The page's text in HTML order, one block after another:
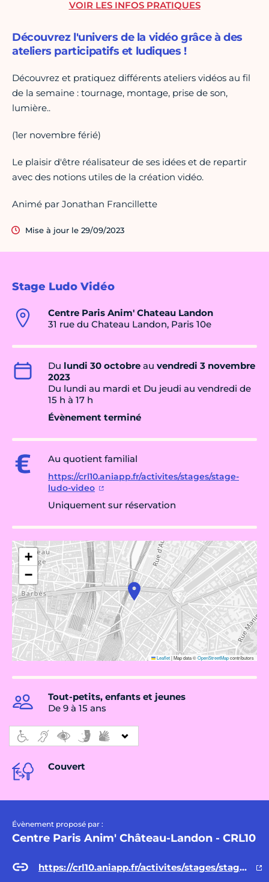
Stage Ludo Vidéo
Centre Paris Anim' Chateau Landon
31 rue du Chateau Landon, Paris 10e
Du lundi 30 octobre au vendredi 3 novembre
2023
Du lundi au mardi et Du jeudi au vendredi de
15 h à 17 h
Évènement terminé
Au quotient familial
https://crl10.aniapp.fr/activites/stages/stage-
ludo-video
Uniquement sur réservation
+
−
Leaflet|Map data ©OpenStreetMapcontributors
Tout-petits, enfants et jeunes
De 9 à 15 ans
Couvert
Évènement proposé par :
Centre Paris Anim' Château-Landon - CRL10
https://crl10.aniapp.fr/activites/stages/stage-ludo-video
Découvrez l'univers de la vidéo grâce à des
ateliers participatifs et ludiques !
Découvrez et pratiquez différents ateliers vidéos au fil
de la semaine : tournage, montage, prise de son,
lumière..
(1er novembre férié)
Le plaisir d'être réalisateur de ses idées et de repartir
avec des notions utiles de la création vidéo.
Animé par Jonathan Francillette
Mise à jour le 29/09/2023
VOIR LES INFOS PRATIQUES